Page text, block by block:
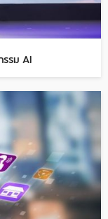
รม AI